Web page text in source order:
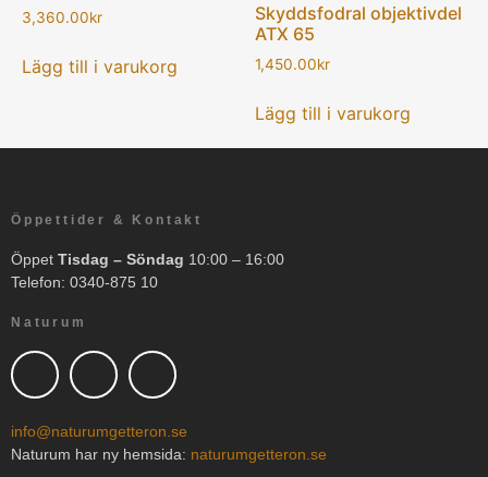
3,360.00kr
Lägg till i varukorg
Skyddsfodral objektivdel
ATX 65
1,450.00kr
Lägg till i varukorg
Öppettider & Kontakt
Öppet Tisdag – Söndag 10:00 – 16:00
Telefon: 0340-875 10
Naturum
info@naturumgetteron.se
Naturum har ny hemsida: naturumgetteron.se